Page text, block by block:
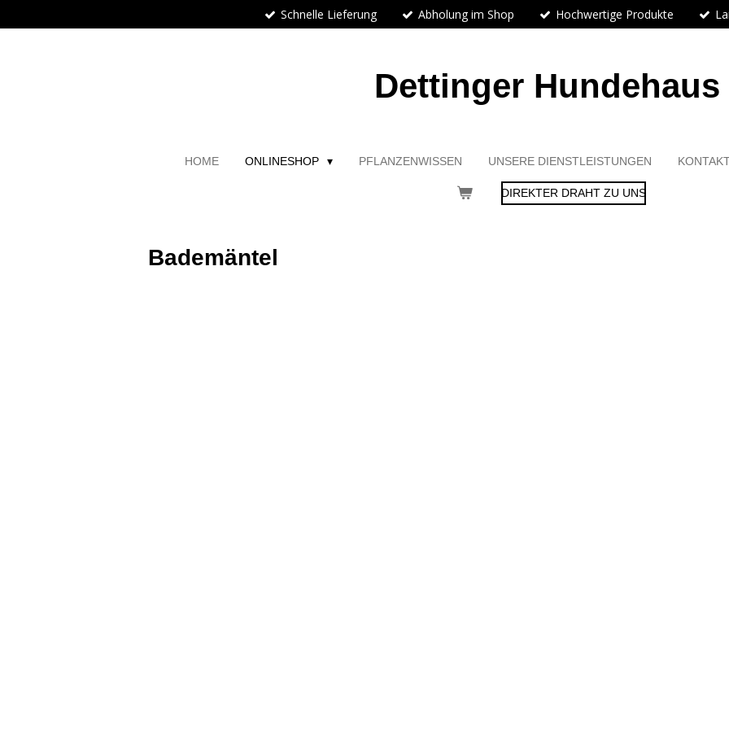
Hauptinhalt
Schnelle Lieferung Abholung im Shop Hochwertige Produkte
Dettinger Hundehaus
HOME ONLINESHOP PFLANZENWISSEN UNSERE DIENSTLEISTUNGEN
DIREKTER DRAHT ZU UNS
Bademäntel